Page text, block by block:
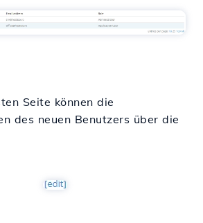
Seite können die
des neuen Benutzers über die